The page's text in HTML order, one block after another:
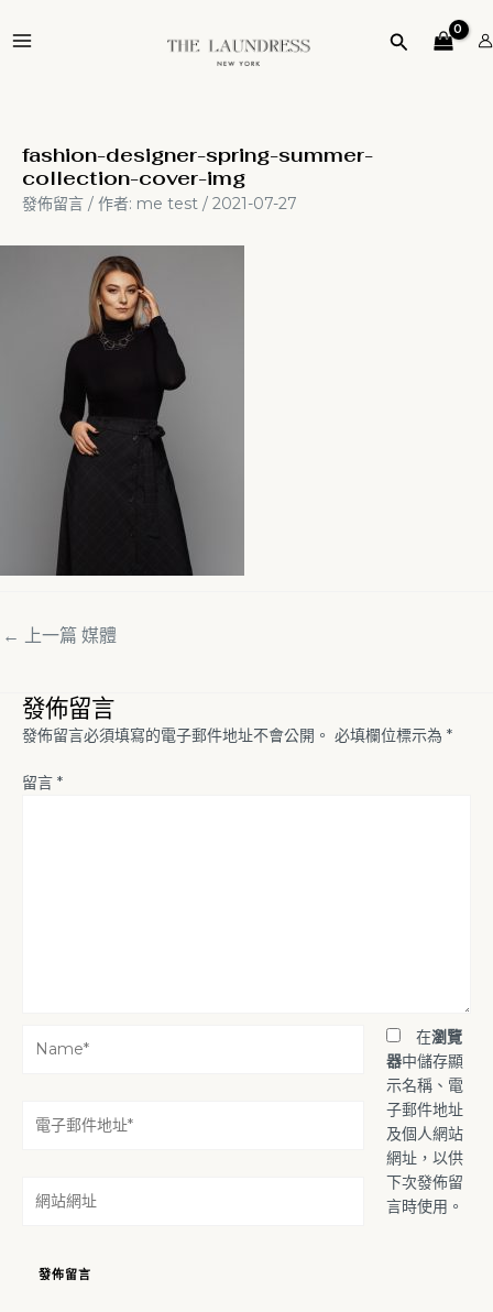
至
搜
fashion-designer-spring-summer-
collection-cover-img
發佈留言 / 作者: me test / 2021-07-27
navigation
← 上一篇 媒體
發佈留言
發佈留言必須填寫的電子郵件地址不會公開。 必填欄位標示為 *
留言 *
地
站
在瀏覽
器中儲存顯
示名稱、電
子郵件地址
及個人網站
網址，以供
下次發佈留
言時使用。